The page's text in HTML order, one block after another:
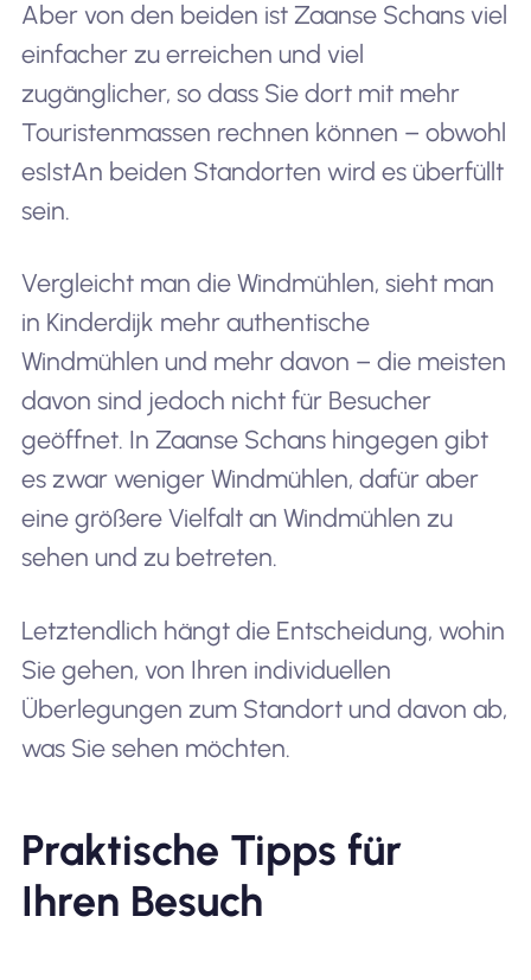
Aber von den beiden ist Zaanse Schans viel
einfacher zu erreichen und viel
zugänglicher, so dass Sie dort mit mehr
Touristenmassen rechnen können – obwohl
esIstAn beiden Standorten wird es überfüllt
sein.
Vergleicht man die Windmühlen, sieht man
in Kinderdijk mehr authentische
Windmühlen und mehr davon – die meisten
davon sind jedoch nicht für Besucher
geöffnet. In Zaanse Schans hingegen gibt
es zwar weniger Windmühlen, dafür aber
eine größere Vielfalt an Windmühlen zu
sehen und zu betreten.
Letztendlich hängt die Entscheidung, wohin
Sie gehen, von Ihren individuellen
Überlegungen zum Standort und davon ab,
was Sie sehen möchten.
Praktische Tipps für
Ihren Besuch